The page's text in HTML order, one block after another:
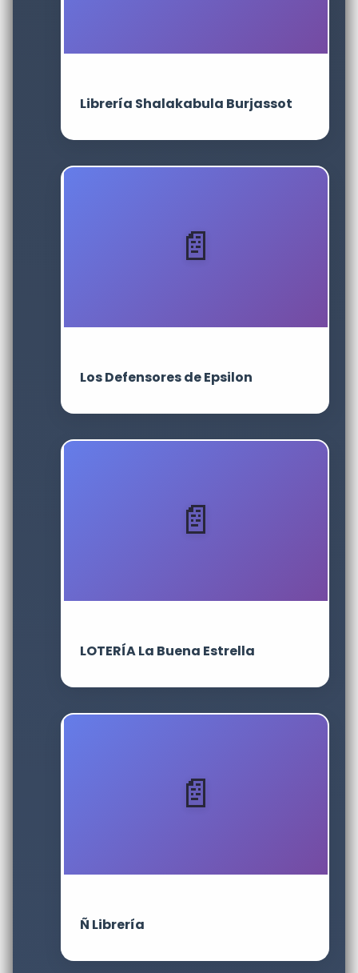
Librería Shalakabula Burjassot
Los Defensores de Epsilon
LOTERÍA La Buena Estrella
Ñ Librería